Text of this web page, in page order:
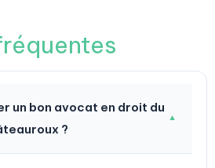
un bon avocat en droit du
?
▼